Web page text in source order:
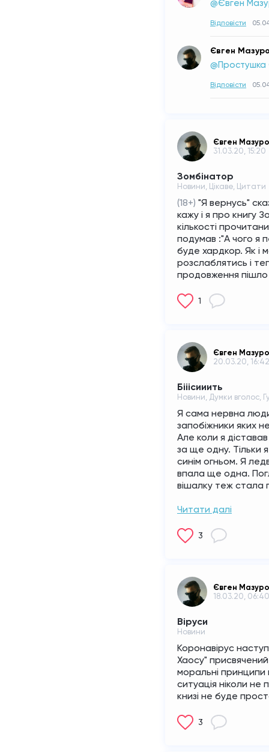
@Євген
Відповісти
Євген
Відповісти
Євген
31.03.20, 15:20
Зомбінатор
Новини, Цікаве, Цитати
(18+) "Я вернусь"
кажу і я про книгу
кількості
подумав :"А чого я
буде хардкор. Як і
розслаблятись і
продовження пішло
1
Євген
20.03.20, 16:42
Бііісииить
Новини, Думки вголос,
Я сама нервна
запобіжники яких
Але коли я
за ще одну. Тільки
синім огньом. Я
впала ще одна.
вішалку теж стала
Читати далі
3
Євген
18.03.20, 06:40
Віруси
Новини
Коронавірус
Хаосу"
моральні принципи
ситуація ніколи
книзі не буде
3